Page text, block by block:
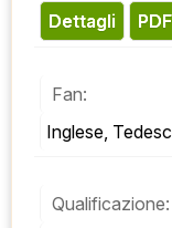
Dettagli PDF
Fan:
Inglese,
Qualificazione: